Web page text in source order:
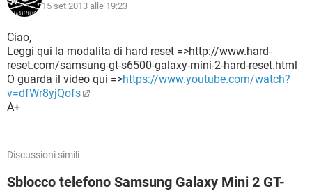
15 set 2013 alle 19:23
Ciao,
Leggi qui la modalita di hard reset =>http://www.hard-
reset.com/samsung-gt-s6500-galaxy-mini-2-hard-reset.html
O guarda il video qui =>https://www.youtube.com/watch?
v=dfWr8yjQofs
A+
Discussioni simili
Sblocco telefono Samsung Galaxy Mini 2 GT-